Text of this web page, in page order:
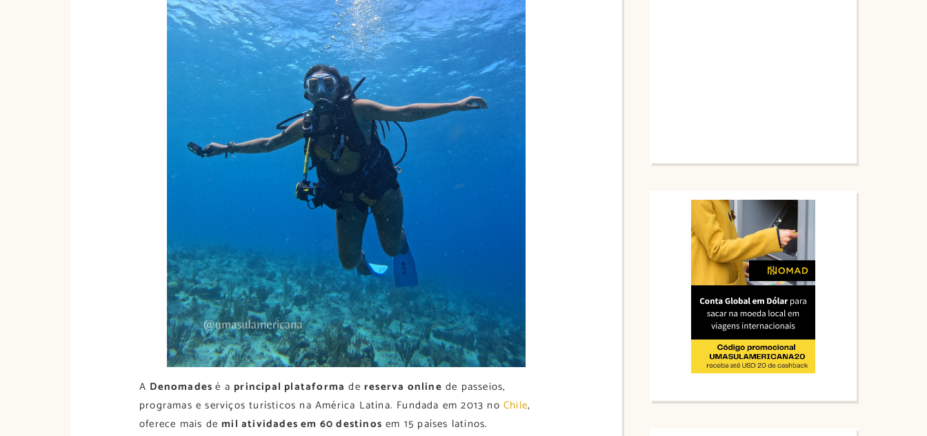
A Denomadesé a principal plataforma dereserva online de passeios,
programas e serviços turísticos na América Latina. Fundada em 2013 noChile,
oferece mais demil atividades em 60 destinos em 15 países latinos.